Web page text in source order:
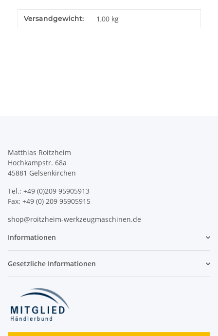
Produkteigenschaft
Wert
Versandgewicht: 1,00 kg
Matthias Roitzheim
Hochkampstr. 68a
45881 Gelsenkirchen
Tel.: +49 (0)209 95905913
Fax: +49 (0) 209 95905915
shop@roitzheim-werkzeugmaschinen.de
Informationen
Gesetzliche Informationen